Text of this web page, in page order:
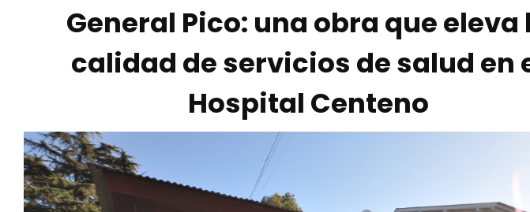
General Pico: una obra que eleva
calidad de servicios de salud en
Hospital Centeno